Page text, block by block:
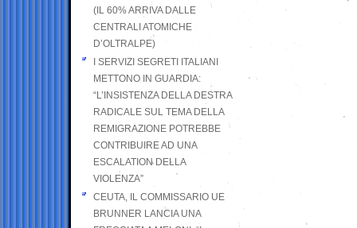
(IL 60% ARRIVA DALLE
CENTRALI ATOMICHE
D’OLTRALPE)
I SERVIZI SEGRETI ITALIANI
METTONO IN GUARDIA:
“L’INSISTENZA DELLA DESTRA
RADICALE SUL TEMA DELLA
REMIGRAZIONE POTREBBE
CONTRIBUIRE AD UNA
ESCALATION DELLA
VIOLENZA”
CEUTA, IL COMMISSARIO UE
BRUNNER LANCIA UNA